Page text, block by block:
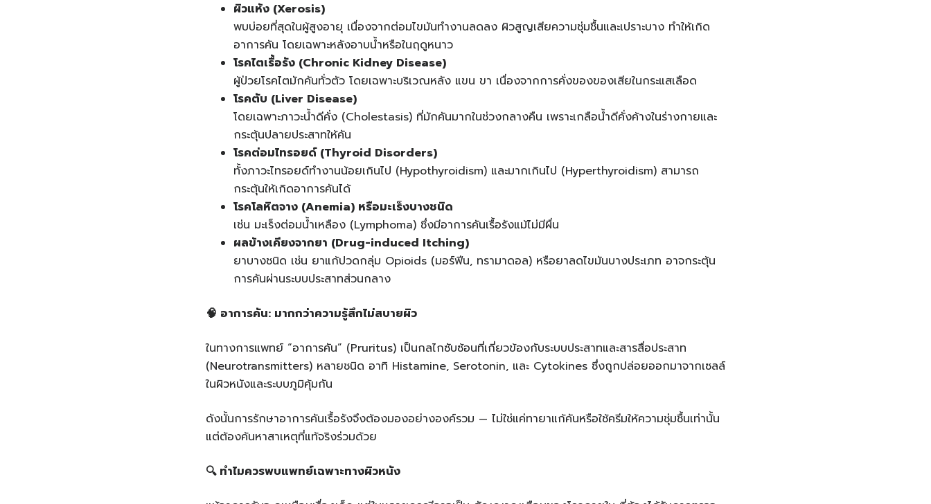
ผิวแห้ง (Xerosis)
พบบ่อยที่สุดในผู้สูงอายุ เนื่องจากต่อมไขมันทำงานลดลง ผิวสูญเสียความชุ่มชื้นและเปราะบาง ทำให้เกิด
อาการคัน โดยเฉพาะหลังอาบน้ำหรือในฤดูหนาว
โรคไตเรื้อรัง (Chronic Kidney Disease)
ผู้ป่วยโรคไตมักคันทั่วตัว โดยเฉพาะบริเวณหลัง แขน ขา เนื่องจากการคั่งของของเสียในกระแสเลือด
โรคตับ (Liver Disease)
โดยเฉพาะภาวะน้ำดีคั่ง (Cholestasis) ที่มักคันมากในช่วงกลางคืน เพราะเกลือน้ำดีคั่งค้างในร่างกายและ
กระตุ้นปลายประสาทให้คัน
โรคต่อมไทรอยด์(Thyroid Disorders)
ทั้งภาวะไทรอยด์ทำงานน้อยเกินไป (Hypothyroidism) และมากเกินไป (Hyperthyroidism) สามารถ
กระตุ้นให้เกิดอาการคันได้
โรคโลหิตจาง (Anemia) หรือมะเร็งบางชนิด
เช่น มะเร็งต่อมน้ำเหลือง (Lymphoma) ซึ่งมีอาการคันเรื้อรังแม้ไม่มีผื่น
ผลข้างเคียงจากยา (Drug-induced Itching)
ยาบางชนิด เช่น ยาแก้ปวดกลุ่ม Opioids (มอร์ฟีน, ทรามาดอล) หรือยาลดไขมันบางประเภท อาจกระตุ้น
การคันผ่านระบบประสาทส่วนกลาง
🧠 อาการคัน: มากกว่าความรู้สึกไม่สบายผิว
ในทางการแพทย์ “อาการคัน” (Pruritus) เป็นกลไกซับซ้อนที่เกี่ยวข้องกับระบบประสาทและสารสื่อประสาท
(Neurotransmitters) หลายชนิด อาทิ Histamine, Serotonin, และ Cytokines ซึ่งถูกปล่อยออกมาจากเซลล์
ในผิวหนังและระบบภูมิคุ้มกัน
ดังนั้นการรักษาอาการคันเรื้อรังจึงต้องมองอย่างองค์รวม — ไม่ใช่แค่ทายาแก้คันหรือใช้ครีมให้ความชุ่มชื้นเท่านั้น
แต่ต้องค้นหาสาเหตุที่แท้จริงร่วมด้วย
🔍 ทำไมควรพบแพทย์เฉพาะทางผิวหนัง